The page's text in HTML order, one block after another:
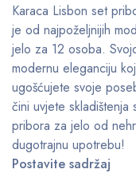
Karaca Lisbon set
je od najpoželjnijih
jelo za 12 osoba.
modernu eleganciju
ugošćujete svoje
čini uvjete
pribora za jelo od
dugotrajnu upotrebu!
Postavite sadržaj